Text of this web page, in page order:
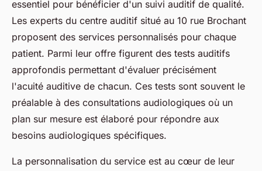
essentiel pour bénéficier d'un suivi auditif de qualité.
Les experts du centre auditif situé au 10 rue Brochant
proposent des services personnalisés pour chaque
patient. Parmi leur offre figurent des tests auditifs
approfondis permettant d'évaluer précisément
l'acuité auditive de chacun. Ces tests sont souvent le
préalable à des consultations audiologiques où un
plan sur mesure est élaboré pour répondre aux
besoins audiologiques spécifiques.
La personnalisation du service est au cœur de leur